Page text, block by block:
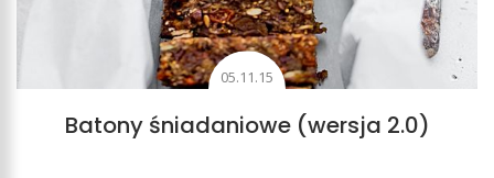
05.11.15
Batony śniadaniowe (wersja 2.0)